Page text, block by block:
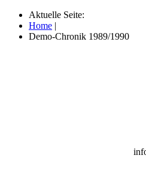
Aktuelle Seite:
Home |
Demo-Chronik 1989/1990